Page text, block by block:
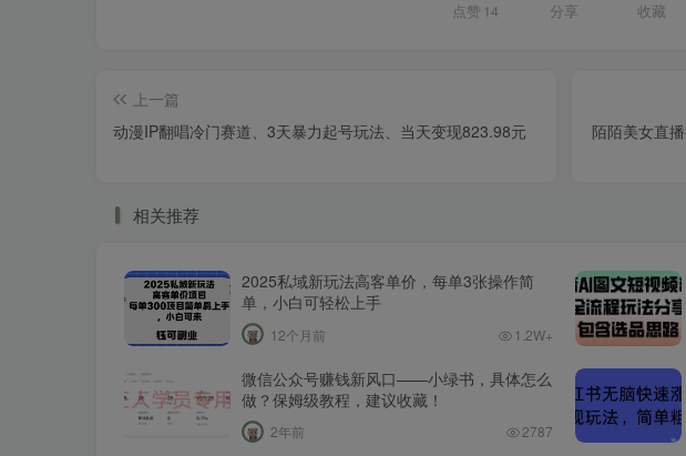
点赞 14 分享 收藏
上一篇
动漫IP翻唱冷门赛道、3天暴力起号玩法、当天变现823.98元
陌陌美女直
相关推荐
2025私域新玩法高客单价，每单3张操作简
单，小白可轻松上手
12个月前 1.2W+
微信公众号赚钱新风口——小绿书，具体怎么
做？保姆级教程，建议收藏！
2年前 2787